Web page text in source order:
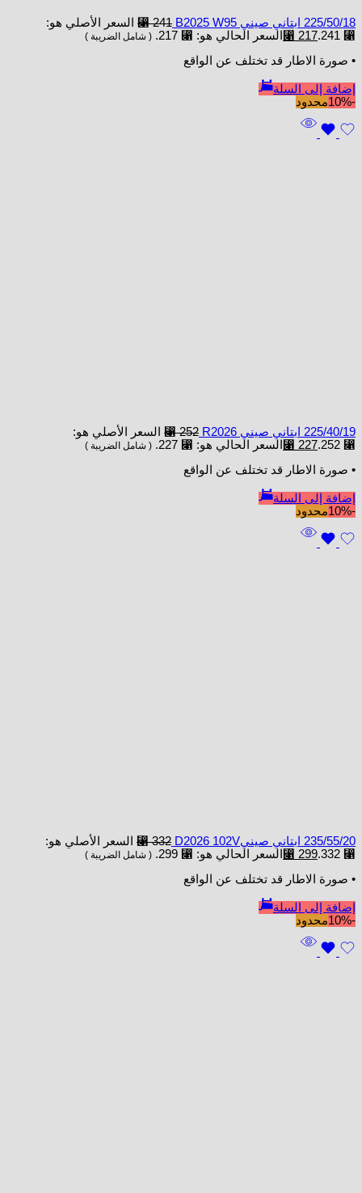
225/50/18 ابتاني صيني B2025 W95 ⃁241
السعر الأصلي هو:
⃁ 241.
⃁ 217 السعر الحالي هو: ⃁ 217. ( شامل الضريبة )
• صورة الاطار قد تختلف عن الواقع
إضافة إلى السلة
-10%
محدود
225/40/19 ابتاني صيني R2026 ⃁252
السعر الأصلي هو:
⃁ 252.
⃁ 227 السعر الحالي هو: ⃁ 227. ( شامل الضريبة )
• صورة الاطار قد تختلف عن الواقع
إضافة إلى السلة
-10%
محدود
235/55/20 ابتاني صينيD2026 102V ⃁332
السعر الأصلي هو:
⃁ 332.
⃁ 299 السعر الحالي هو: ⃁ 299. ( شامل الضريبة )
• صورة الاطار قد تختلف عن الواقع
إضافة إلى السلة
-10%
محدود